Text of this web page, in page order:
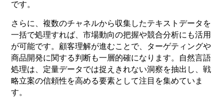
です。
さらに、複数のチャネルから収集したテキストデータを
一括で処理すれば、市場動向の把握や競合分析にも活用
が可能です。顧客理解が進むことで、ターゲティングや
商品開発に関する判断も一層的確になります。自然言語
処理は、定量データでは捉えきれない洞察を抽出し、戦
略立案の信頼性を高める要素として注目を集めていま
す。